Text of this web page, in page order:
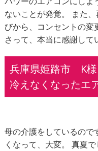
ないことが発覚。 また
びから、コンセントの
さって、本当に感謝して
兵庫県姫路市 K様
冷えなくなったエ
母の介護をしているので
くなって、大変。 真夏